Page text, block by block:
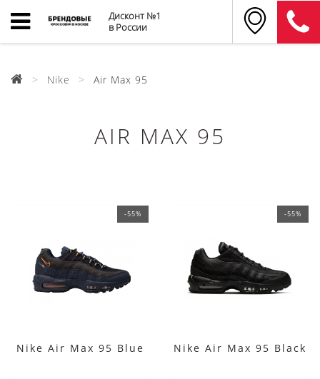
Дисконт №1
в России
Nike Air Max 95
AIR MAX 95
-55%
Nike Air Max 95 Blue
-55%
Nike Air Max 95 Black